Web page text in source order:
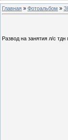
Главная » Фотоальбом »
Развод на занятия л/с